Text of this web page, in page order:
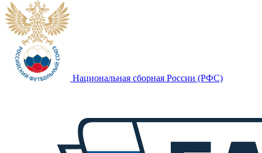
Национальная сборная России (РФС)